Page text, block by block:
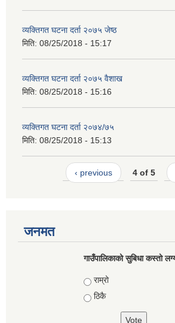
व्यक्तिगत घटना दर्ता २०७५ जेष्ठ
मिति: 08/25/2018 - 15:17
व्यक्तिगत घटना दर्ता २०७५ वैशाख
मिति: 08/25/2018 - 15:16
व्यक्तिगत घटना दर्ता २०७४/७५
मिति: 08/25/2018 - 15:13
‹ previous 4 of 5
जनमत
गाउँपालिकाको सुबिधा कस्तो
Choices
राम्रो
ठिकै